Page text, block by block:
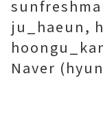
ju_haeun,
Naver